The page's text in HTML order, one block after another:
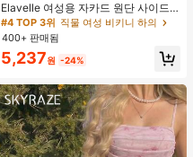
Elavelle 여성용 자카드 원단 사이드
타이 비키니 하의, 봄/여름
#4 TOP 3위 직물 여성 비키니 하의
400+ 판매됨
5,237원 -24%